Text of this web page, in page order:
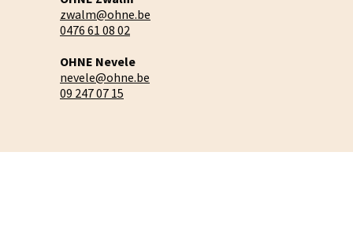
zwalm@ohne.be
0476 61 08 02
OHNE Nevele
nevele@ohne.be
09 247 07 15